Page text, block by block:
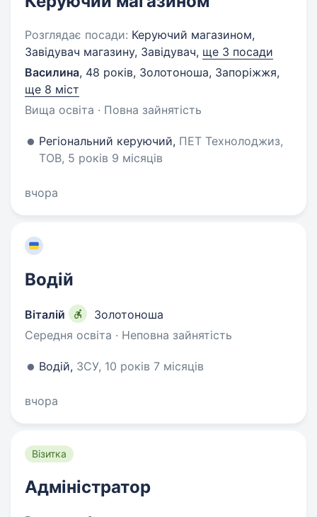
Розглядає посади: Керуючий магазином,
Завідувач магазину, Завідувач, ще 3 посади
Василина, 48 років, Золотоноша, Запоріжжя,
ще 8 міст
Вища освіта · Повна зайнятість
Регіональний керуючий, ПЕТ Технолоджиз,
ТОВ, 5 років 9 місяців
вчора
Водій
Віталій
Золотоноша
Середня освіта · Неповна зайнятість
Водій, ЗСУ, 10 років 7 місяців
вчора
Візитка
Адміністратор